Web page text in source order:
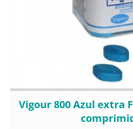
Vigour 800 Azul extra